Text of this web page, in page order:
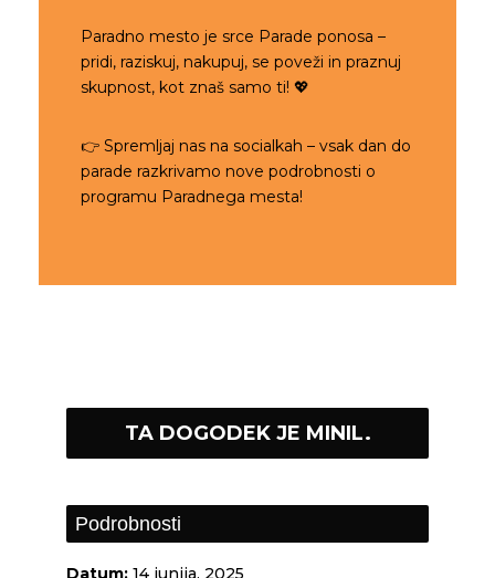
Paradno mesto je srce Parade ponosa –
pridi, raziskuj, nakupuj, se poveži in praznuj
skupnost, kot znaš samo ti! 💖
👉 Spremljaj nas na socialkah – vsak dan do
parade razkrivamo nove podrobnosti o
programu Paradnega mesta!
TA DOGODEK JE MINIL.
Podrobnosti
Datum: 14 junija, 2025